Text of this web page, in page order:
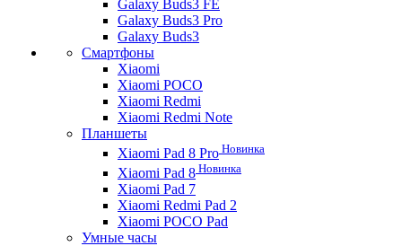
Galaxy Buds3 FE
Galaxy Buds3 Pro
Galaxy Buds3
Смартфоны
Xiaomi
Xiaomi POCO
Xiaomi Redmi
Xiaomi Redmi Note
Планшеты
Xiaomi Pad 8 Pro Новинка
Xiaomi Pad 8 Новинка
Xiaomi Pad 7
Xiaomi Redmi Pad 2
Xiaomi POCO Pad
Умные часы